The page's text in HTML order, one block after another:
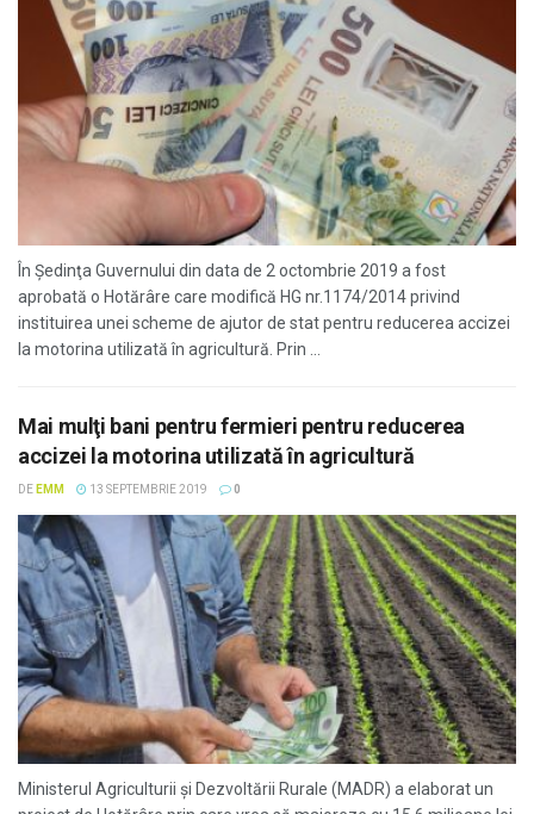
În Şedinţa Guvernului din data de 2 octombrie 2019 a fost
aprobată o Hotărâre care modifică HG nr.1174/2014 privind
instituirea unei scheme de ajutor de stat pentru reducerea accizei
la motorina utilizată în agricultură. Prin ...
Mai mulţi bani pentru fermieri pentru reducerea
accizei la motorina utilizată în agricultură
DE EMM 13 SEPTEMBRIE 2019 0
Ministerul Agriculturii şi Dezvoltării Rurale (MADR) a elaborat un